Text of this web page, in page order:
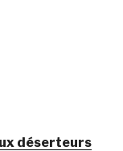
déserteurs